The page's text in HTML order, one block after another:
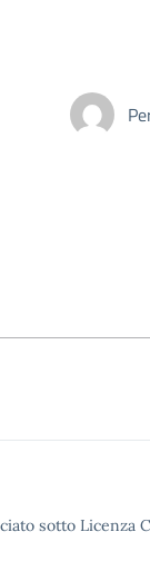
sotto Licenza